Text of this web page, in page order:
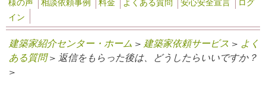
イン
建築家紹介センター・ホーム > 建築家依頼サービス > よく
ある質問> 返信をもらった後は、どうしたらいいですか？
>